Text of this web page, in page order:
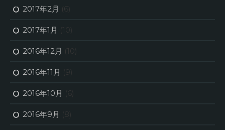
2017年2月 (6)
2017年1月 (10)
2016年12月 (10)
2016年11月 (9)
2016年10月 (6)
2016年9月 (8)